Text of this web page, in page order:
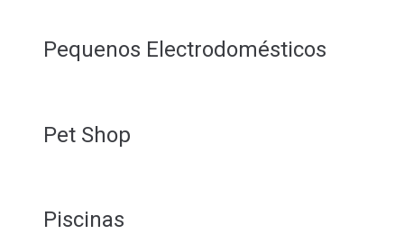
Pequenos Electrodomésticos
Pet Shop
Piscinas